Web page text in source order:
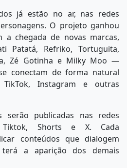
já estão no ar, nas redes
O projeto ganhou
a chegada de novas marcas,
Patatá, Refriko, Tortuguita,
Zé Gotinha e Milky Moo —
conectam de forma natural
Instagram e outras
serão publicadas nas redes
Tiktok, Shorts e X. Cada
conteúdos que dialogem
a aparição dos demais